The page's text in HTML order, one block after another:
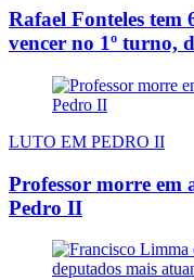
Rafael Fonteles tem
vencer no 1º turno,
LUTO EM PEDRO II
Professor morre em
Pedro II